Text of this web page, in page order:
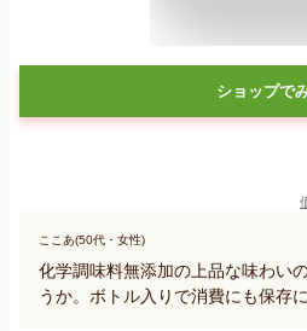
ショップで
ここあ(50代・女性)
化学調味料無添加の上品な味わい
うか。ボトル入りで消費にも保存